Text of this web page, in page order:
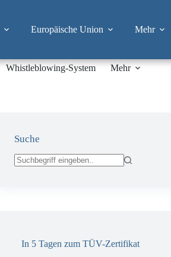
Europäische Union Mehr
Whistleblowing-System Mehr
Suche
In 5 Tagen zum TÜV-Zertifikat